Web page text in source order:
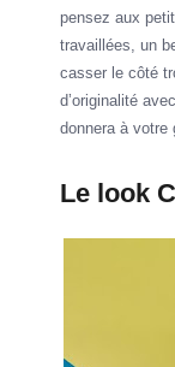
pensez aux
travaillées, un
casser le côté
d’originalité
donnera à votre
Le look